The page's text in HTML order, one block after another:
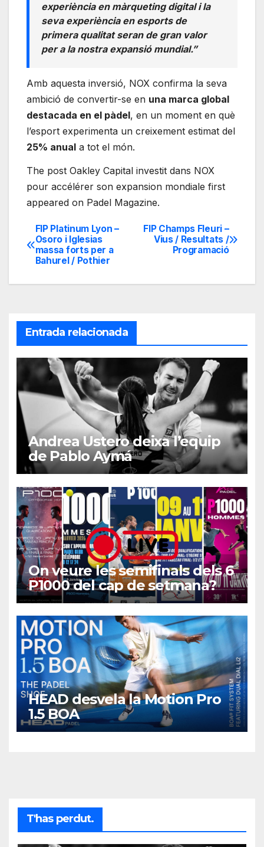
experiència en màrqueting digital i la
seva experiència en esports de
primera qualitat seran de gran valor
per a la nostra expansió mundial.”
Amb aquesta inversió, NOX confirma la seva
ambició de convertir-se en una marca global
destacada en el pàdel, en un moment en què
l’esport experimenta un creixement estimat del
25% anual a tot el món.
The post Oakley Capital investit dans NOX
pour accélérer son expansion mondiale first
appeared on Padel Magazine.
Navegación
de
entradas
FIP Champs Fleuri –
Vius / Resultats /
Programació
FIP Platinum Lyon –
Osoro i Iglesias
massa forts per a
Bahurel / Pothier
Entrada relacionada
Andrea Ustero deixa l’equip
de Pablo Aymá
On veure les semifinals dels 6
P1000 del cap de setmana?
HEAD desvela la Motion Pro
1.5 BOA
T'has perdut.